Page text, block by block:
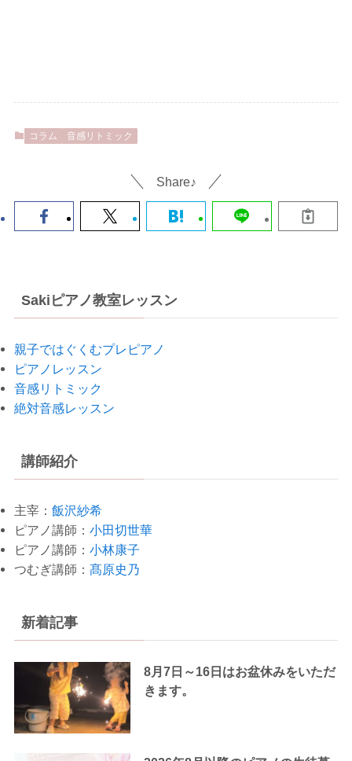
コラム 音感リトミック
Share♪
Sakiピアノ教室レッスン
親子ではぐくむプレピアノ
ピアノレッスン
音感リトミック
絶対音感レッスン
講師紹介
主宰： 飯沢紗希
ピアノ講師： 小田切世華
ピアノ講師： 小林康子
つむぎ講師： 髙原史乃
新着記事
8月7日～16日はお盆休みをいただ
きます。